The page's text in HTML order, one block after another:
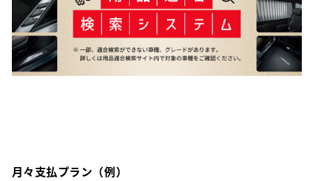
月々支払プラン（例）